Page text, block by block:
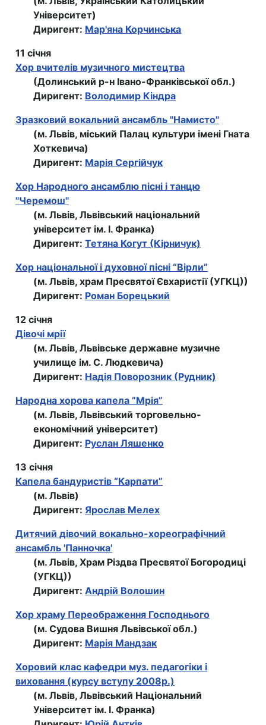
Університет)
Диригент: Мар'яна Корчинська
11 січня
Хор вчителів музичного мистецтва
(Долинський р-н Івано-Франківської обл.)
Диригент: Володимир Кіндра
Зразковий вокальний ансамбль "Намисто"
(м. Львів, міський Палац культури імені Гната
Хоткевича)
Диригент: Марія Сергійчук
Хор Народного ансамблю пiснi i танцю
"Черемош"
(м. Львів, Львівський національний
університет ім. І. Франка)
Диригент: Тетяна Когут (Кірничук)
Хор національної і духовної пісні “Вірли”
(м. Львів, храм Пресвятої Євхаристії (УГКЦ))
Диригент: Роман Борецький
12 січня
Дівочі мрії
(м. Львів, Львівське державне музичне
училище ім. С. Людкевича)
Диригент: Надія Поворозник (Рудник)
Народна хорова капела ”Мрія”
(м. Львів, Львівський торговельно-
економiчний унiверситет)
Диригент: Руслан Ляшенко
13 січня
Капела бандуристів “Карпати”
(м. Львів)
Диригент: Ярослав Мелех
Дитячий дівочий вокально-хореографічний
ансамбль 'Панночка'
(м. Львів, Храм Різдва Пресвятої Богородиці
(УГКЦ))
Диригент: Андрій Волошин
Хор храму Переображення Господнього
(м. Судова Вишня Львівської обл.)
Диригент: Марія Мандзак
Хоровий клас кафедри муз. педагогіки і
виховання (курсу вступу 2008р.)
(м. Львів, Львівський Національний
Університет ім. І. Франка)